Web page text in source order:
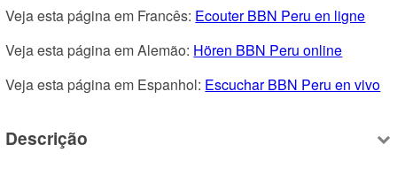
Veja esta página em Francês: Ecouter BBN Peru en ligne
Veja esta página em Alemão: Hören BBN Peru online
Veja esta página em Espanhol: Escuchar BBN Peru en vivo
Descrição